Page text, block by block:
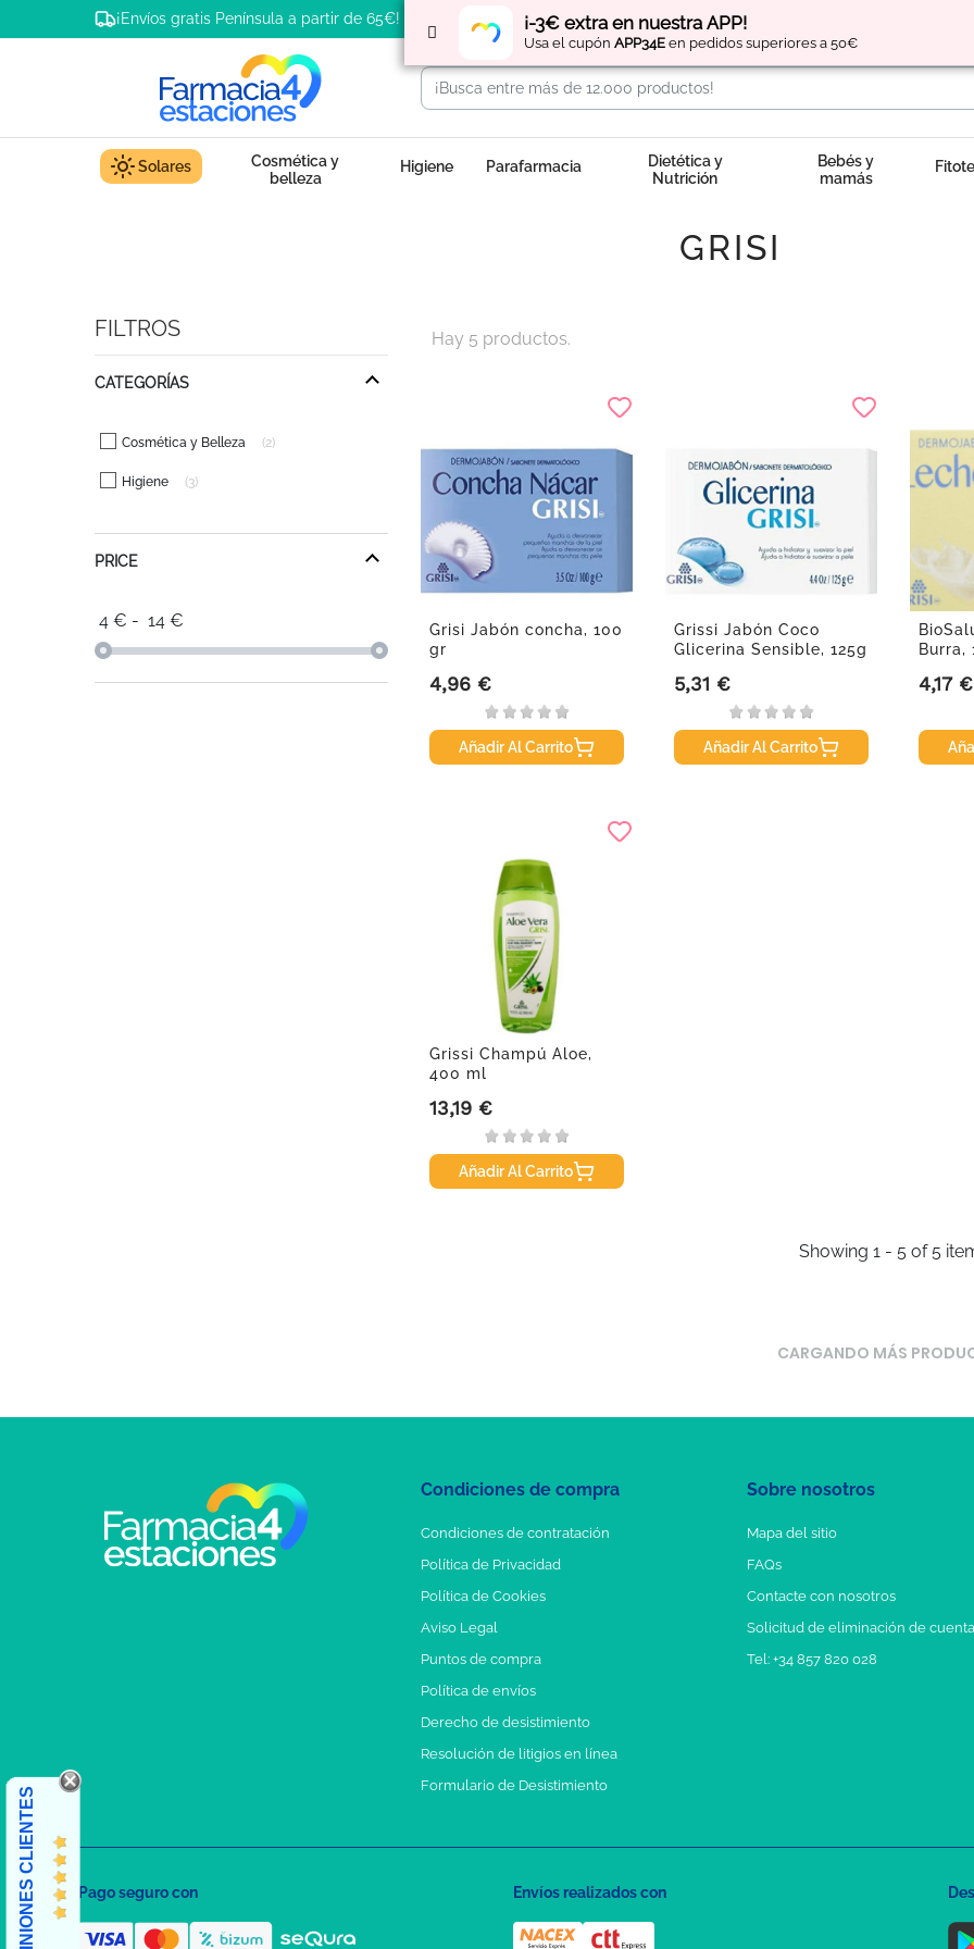
¡-3€ extra en nuestra APP!
Usa el cupón APP34E en pedidos superiores a 50€
¡Envíos gratis Península a partir de 65€! Regístratey obtén
Solares
Cosmética y
belleza
Higiene Parafarmacia
Dietética y
Nutrición
Bebés y
mamás
GRISI
FILTROS
CATEGORÍAS
Cosmética y Belleza 2
Higiene 3
PRICE
4 € - 14 €
Hay 5 productos.
Grisi Jabón concha, 100
gr
Precio
4,96 €
Añadir Al Carrito
Grissi Jabón Coco
Glicerina Sensible, 125g
Precio
5,31 €
Añadir Al Carrito
Burra,
Precio
4,17 €
Grissi Champú Aloe,
400 ml
Precio
13,19 €
Añadir Al Carrito
Showing 1 - 5 of 5
CARGANDO MÁS
Condiciones de compra
Condiciones de contratación
Política de Privacidad
Política de Cookies
Aviso Legal
Puntos de compra
Política de envíos
Derecho de desistimiento
Resolución de litigios en línea
Formulario de Desistimiento
Sobre nosotros
Mapa del sitio
FAQs
Contacte con nosotros
Solicitud de eliminación de cuenta
Tel: +34 857 820 028
OPINIONES CLIENTES Pago seguro con Envíos realizados con